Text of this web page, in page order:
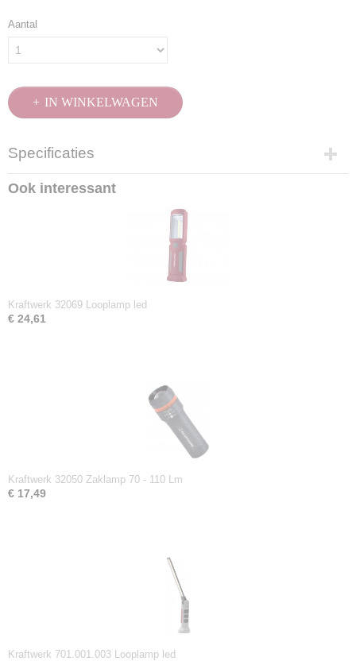
Aantal
IN WINKELWAGEN
Specificaties
Productcode
Ook interessant
Kraftwerk 32069 Looplamp led
€ 24,61
Kraftwerk 32050 Zaklamp 70 - 110 Lm
€ 17,49
Kraftwerk 701.001.003 Looplamp led